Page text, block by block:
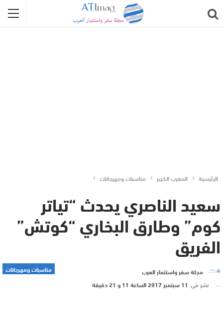
الرئيسية المغرب الكبير مناسبات ومهرجانات
سعيد الناصري يحدث “تياتر
كوم” وطارق البخاري “كوتش”
الفريق
مناسبات ومهرجانات
مجلة سفر واستثمار العرب
نشر في 11 سبتمبر 2017 الساعة 11 و 21 دقيقة